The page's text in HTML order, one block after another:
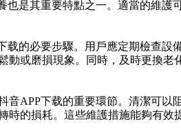
也是其重要特點之一。適當的維護
载的必要步驟。用戶應定期檢查設
動或磨損現象。同時，及時更換老
音APP下载的重要環節。清潔可以
時的損耗。這些維護措施能夠有效